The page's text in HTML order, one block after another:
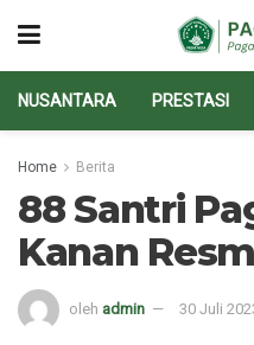
NUSANTARA PRESTASI
Home Berita
88 Santri
Kanan
oleh admin 30 Juli